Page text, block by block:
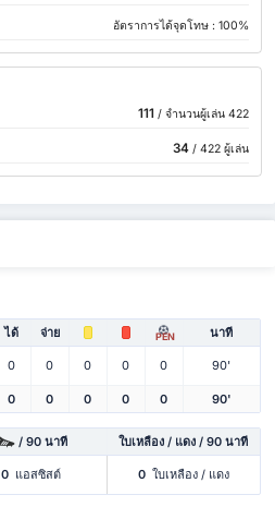
อัตราการได้จุดโทษ : 100%
111 / จำนวนผู้เล่น 422
34/ 422 ผู้เล่น
ได้ จ่าย PEN นาที
0 0 0 0 0 90'
0 0 0 0 0 90'
/ 90 นาที ใบเหลือง / แดง / 90 นาที
0 แอสซิสต์ 0 ใบเหลือง / แดง